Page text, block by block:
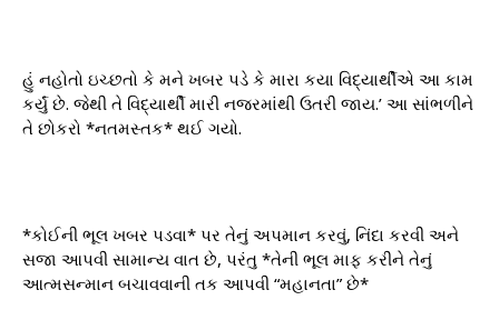
હું નહોતો ઇચ્છતો કે મને ખબર પડે કે મારા કયા વિદ્યાર્થીએ આ કામ
કર્યું છે. જેથી તે વિદ્યાર્થી મારી નજરમાંથી ઉતરી જાય.’ આ સાંભળીને
તે છોકરો *નતમસ્તક* થઈ ગયો.
*કોઈની ભૂલ ખબર પડવા* પર તેનું અપમાન કરવું, નિંદા કરવી અને
સજા આપવી સામાન્ય વાત છે, પરંતુ *તેની ભૂલ માફ કરીને તેનું
આત્મસન્માન બચાવવાની તક આપવી “મહાનતા” છે*